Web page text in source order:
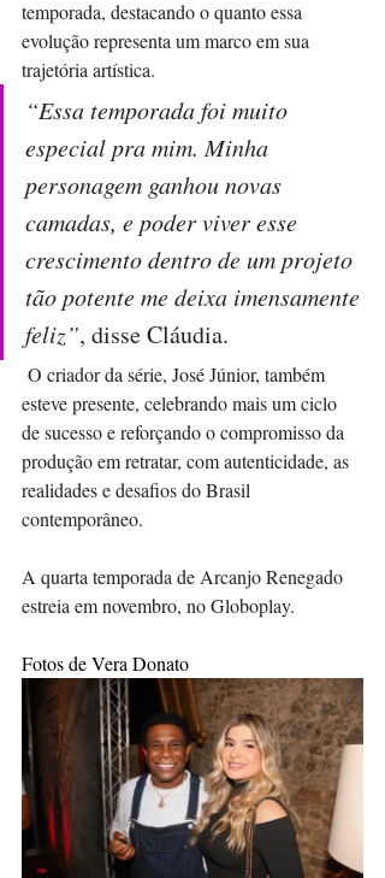
temporada, destacando o quanto essa
evolução representa um marco em sua
trajetória artística.
“Essa temporada foi muito
especial pra mim. Minha
personagem ganhou novas
camadas, e poder viver esse
crescimento dentro de um projeto
tão potente me deixa imensamente
feliz”, disse Cláudia.
O criador da série, José Júnior, também
esteve presente, celebrando mais um ciclo
de sucesso e reforçando o compromisso da
produção em retratar, com autenticidade, as
realidades e desafios do Brasil
contemporâneo.
A quarta temporada de Arcanjo Renegado
estreia em novembro, no Globoplay.
Fotos de Vera Donato